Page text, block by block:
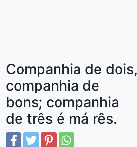
Companhia de dois,
companhia de
bons; companhia
de três é má rês.